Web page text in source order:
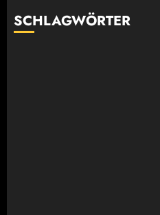
SCHLAGWÖRTER